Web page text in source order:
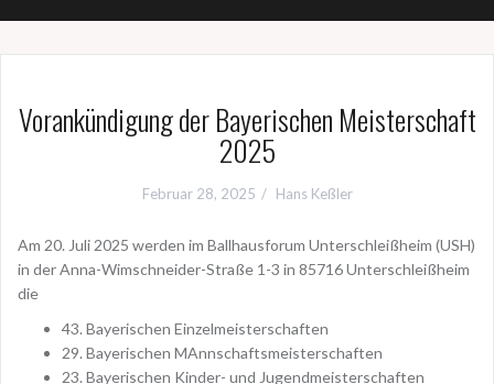
Vorankündigung der Bayerischen Meisterschaft
2025
Februar 28, 2025 Hans Keßler
Am 20. Juli 2025 werden im Ballhausforum Unterschleißheim (USH)
in der Anna-Wimschneider-Straße 1-3 in 85716 Unterschleißheim
die
43. Bayerischen Einzelmeisterschaften
29. Bayerischen MAnnschaftsmeisterschaften
23. Bayerischen Kinder- und Jugendmeisterschaften